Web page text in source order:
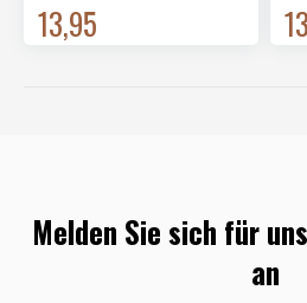
13,95
Melden Sie sich für
an